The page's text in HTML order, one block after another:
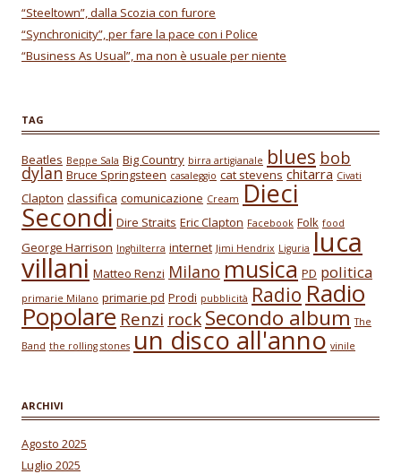
“Steeltown”, dalla Scozia con furore
“Synchronicity”, per fare la pace con i Police
“Business As Usual”, ma non è usuale per niente
TAG
Beatles Beppe Sala Big Country birra artigianale blues bob
dylan Bruce Springsteen casaleggio cat stevens chitarra Civati
Clapton classifica comunicazione Cream Dieci
Secondi Dire Straits Eric Clapton Facebook Folk food
George Harrison Inghilterra internet Jimi Hendrix Liguria luca
villani Matteo Renzi Milano musica PD politica
primarie Milano primarie pd Prodi pubblicità Radio Radio
Popolare Renzi rockSecondo album The
Band the rolling stones un disco all'anno vinile
ARCHIVI
Agosto 2025
Luglio 2025